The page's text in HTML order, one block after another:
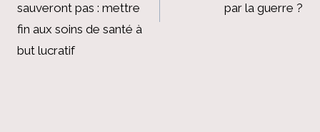
sauveront pas : mettre
fin aux soins de santé à
but lucratif
par la guerre ?